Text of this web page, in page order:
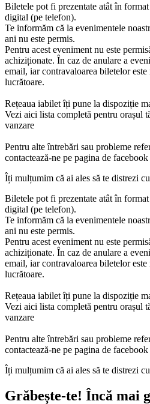
Biletele pot fi prezentate atât în
digital (pe telefon).
Te informăm că la evenimentele
ani nu este permis.
Pentru acest eveniment nu este
achiziționate. În caz de anulare a
email, iar contravaloarea biletelor
lucrătoare.
Rețeaua iabilet îți pune la dispoziție
Vezi aici lista completă pentru orașul
vanzare
Pentru alte întrebări sau probleme
contactează-ne pe pagina de
Îți mulțumim că ai ales să te distrezi
Biletele pot fi prezentate atât în
digital (pe telefon).
Te informăm că la evenimentele
ani nu este permis.
Pentru acest eveniment nu este
achiziționate. În caz de anulare a
email, iar contravaloarea biletelor
lucrătoare.
Rețeaua iabilet îți pune la dispoziție
Vezi aici lista completă pentru orașul
vanzare
Pentru alte întrebări sau probleme
contactează-ne pe pagina de
Îți mulțumim că ai ales să te distrezi
Grăbește-te! Încă mai